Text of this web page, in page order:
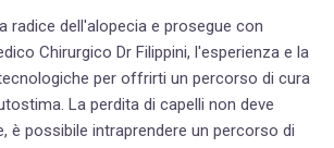
radice dell'alopecia e prosegue con
Chirurgico Dr Filippini, l'esperienza e la
per offrirti un percorso di cura
La perdita di capelli non deve
è possibile intraprendere un percorso di